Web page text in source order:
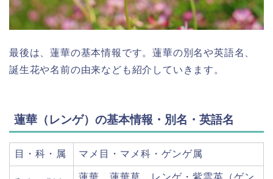
最後は、蓮華の基本情報です。蓮華の別名や英語名、
誕生花や名前の由来なども紹介していきます。
蓮華（レンゲ）の基本情報・別名・英語名
目・科・属 マメ目・マメ科・ゲンゲ属
蓮華、蓮華草、レンゲ・紫雲英（ゲン